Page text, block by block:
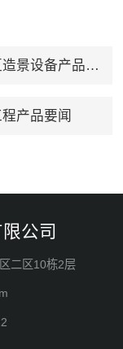
设备产品要闻
产品要闻
公司
二区10栋2层